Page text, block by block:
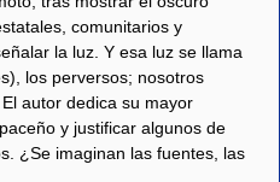
comunitarios y
la luz. Y esa luz se llama
los perversos; nosotros
autor dedica su mayor
y justificar algunos de
¿Se imaginan las fuentes, las